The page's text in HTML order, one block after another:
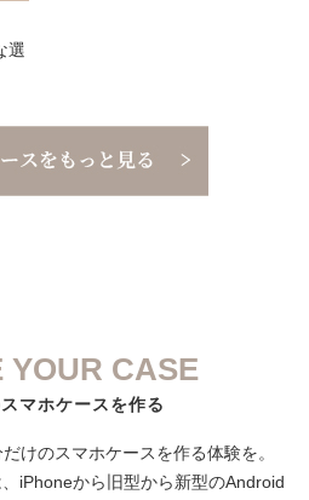
YOUR CASE
マホケースを作る
けのスマホケースを作る体験を。
iPhoneから旧型から新型のAndroid